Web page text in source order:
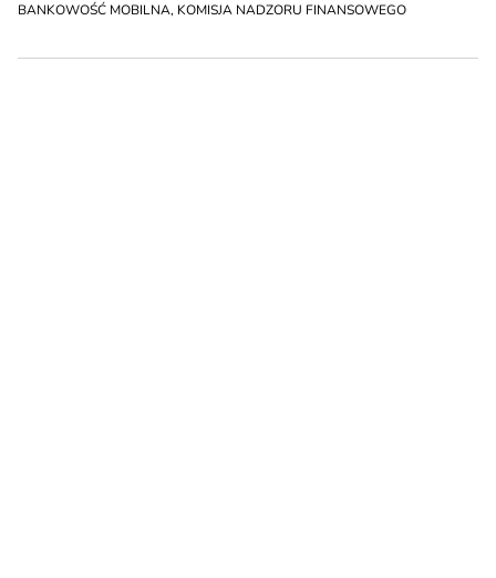
BANKOWOŚĆ MOBILNA, KOMISJA NADZORU FINANSOWEGO